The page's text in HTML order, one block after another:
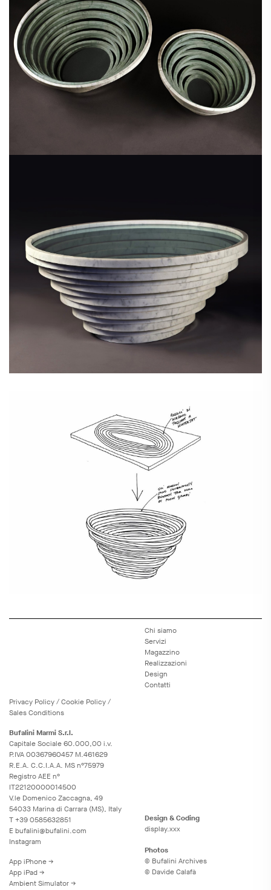
Privacy Policy/Cookie Policy/
Sales Conditions
Bufalini Marmi S.r.l.
Capitale Sociale 60.000,00 i.v.
P.IVA 00367960457 M.461629
R.E.A. C.C.I.A.A. MS n°75979
Registro AEE n°
IT22120000014500
V.le Domenico Zaccagna, 49
54033 Marina di Carrara (MS), Italy
T+39 0585632851
E bufalini@bufalini.com
Instagram
App iPhone →
App iPad →
Ambient Simulator →
Chi siamo
Servizi
Magazzino
Realizzazioni
Design
Contatti
Design & Coding
display.xxx
Photos
© Bufalini Archives
© Davide Calafà